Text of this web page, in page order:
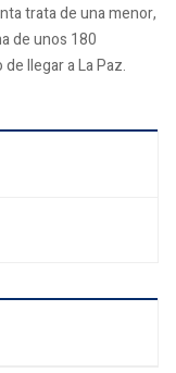
trata de una menor,
de unos 180
llegar a La Paz.